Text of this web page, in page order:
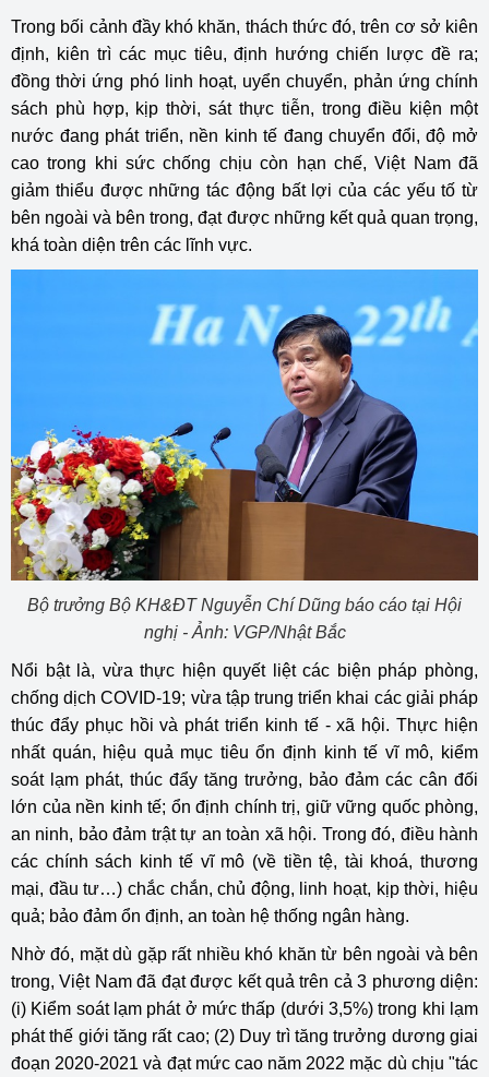
Trong bối cảnh đầy khó khăn, thách thức đó, trên cơ sở kiên
định, kiên trì các mục tiêu, định hướng chiến lược đề ra;
đồng thời ứng phó linh hoạt, uyển chuyển, phản ứng chính
sách phù hợp, kịp thời, sát thực tiễn, trong điều kiện một
nước đang phát triển, nền kinh tế đang chuyển đổi, độ mở
cao trong khi sức chống chịu còn hạn chế, Việt Nam đã
giảm thiểu được những tác động bất lợi của các yếu tố từ
bên ngoài và bên trong, đạt được những kết quả quan trọng,
khá toàn diện trên các lĩnh vực.
Bộ trưởng Bộ KH&ĐT Nguyễn Chí Dũng báo cáo tại Hội
nghị - Ảnh: VGP/Nhật Bắc
Nổi bật là, vừa thực hiện quyết liệt các biện pháp phòng,
chống dịch COVID-19; vừa tập trung triển khai các giải pháp
thúc đẩy phục hồi và phát triển kinh tế - xã hội. Thực hiện
nhất quán, hiệu quả mục tiêu ổn định kinh tế vĩ mô, kiểm
soát lạm phát, thúc đẩy tăng trưởng, bảo đảm các cân đối
lớn của nền kinh tế; ổn định chính trị, giữ vững quốc phòng,
an ninh, bảo đảm trật tự an toàn xã hội. Trong đó, điều hành
các chính sách kinh tế vĩ mô (về tiền tệ, tài khoá, thương
mại, đầu tư…) chắc chắn, chủ động, linh hoạt, kịp thời, hiệu
quả; bảo đảm ổn định, an toàn hệ thống ngân hàng.
Nhờ đó, mặt dù gặp rất nhiều khó khăn từ bên ngoài và bên
trong, Việt Nam đã đạt được kết quả trên cả 3 phương diện:
(i) Kiểm soát lạm phát ở mức thấp (dưới 3,5%) trong khi lạm
phát thế giới tăng rất cao; (2) Duy trì tăng trưởng dương giai
đoạn 2020-2021 và đạt mức cao năm 2022 mặc dù chịu "tác